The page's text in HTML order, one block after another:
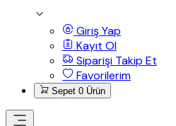
Giriş Yap
Kayıt Ol
Siparişi Takip Et
Favorilerim
Sepet 0 Ürün